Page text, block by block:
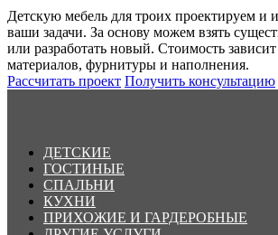
Детскую мебель для троих проектируем и
ваши задачи. За основу можем взять
или разработать новый. Стоимость
материалов, фурнитуры и наполнения.
Рассчитать проект Получить консультацию
ДЕТСКИЕ
ГОСТИНЫЕ
СПАЛЬНИ
КУХНИ
ПРИХОЖИЕ И ГАРДЕРОБНЫЕ